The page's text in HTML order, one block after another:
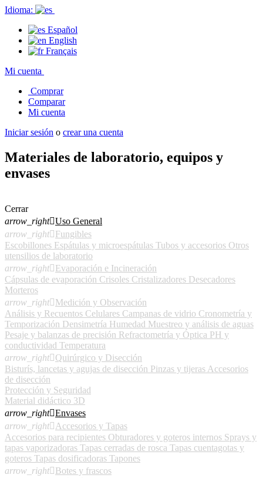
Idioma:
Español
English
Français
Mi cuenta
Comprar
Comparar
Mi cuenta
Iniciar sesión o crear una cuenta
Materiales de laboratorio, equipos y
envases
Cerrar
arrow_rightUso General
arrow_right Fungibles
Escobillones Espátulas y microespátulas Tubos y accesorios Otros
utensilios de laboratorio
arrow_right Evaporación e Incineración
Cápsulas de evaporación Crisoles Cristalizadores Desecadores
Morteros
arrow_right Medición y Observación
Análisis y Recuentos Celulares Campanas de vidrio Cronometría y
Temporización Densimetría Humedad Muestreo y análisis de aguas
Pesaje y balanzas de precisión Refractometría y Óptica PH y
conductividad Temperatura
arrow_right Quirúrgico y Disección
Bisturís, lancetas y agujas de disección Pinzas y tijeras Accesorios
de disección
Protección y Seguridad
Material didáctico 3D
arrow_rightEnvases
arrow_right Accesorios y Tapas
Accesorios para recipientes Obturadores y goteros internos Sprays y
tapas vaporizadoras Tapas cerradas de rosca Tapas cuentagotas y
goteros Tapas dosificadoras Tapones
arrow_right Botes y frascos